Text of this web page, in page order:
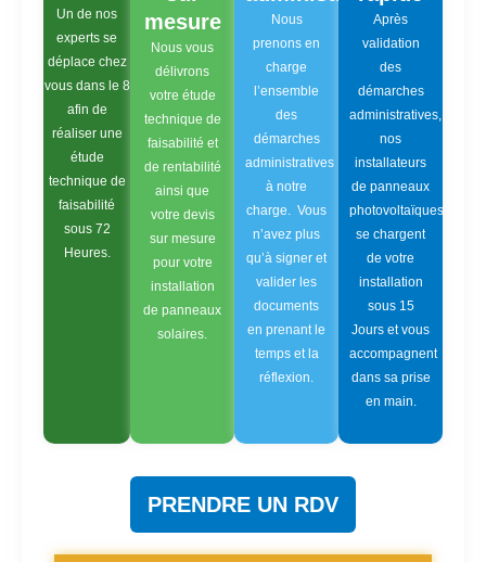
Un de nos
experts se
déplace chez
vous dans le 8
afin de
réaliser une
étude
technique de
faisabilité
sous 72
Heures.
mesure
Nous vous
délivrons
votre étude
technique de
faisabilité et
de rentabilité
ainsi que
votre devis
sur mesure
pour votre
installation
de panneaux
solaires.
Nous
prenons en
charge
l’ensemble
des
démarches
administratives
à notre
charge. Vous
n’avez plus
qu’à signer et
valider les
documents
en prenant le
temps et la
réflexion.
Après
validation
des
démarches
administratives,
nos
installateurs
de panneaux
photovoltaïques
se chargent
de votre
installation
sous 15
Jours et vous
accompagnent
dans sa prise
en main.
PRENDRE UN RDV